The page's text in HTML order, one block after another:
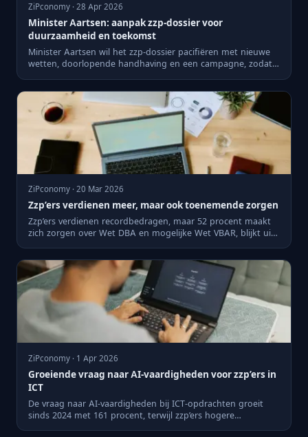
ZiPconomy · 28 Apr 2026
Minister Aartsen: aanpak zzp-dossier voor
duurzaamheid en toekomst
Minister Aartsen wil het zzp-dossier pacifiëren met nieuwe
wetten, doorlopende handhaving en een campagne, zodat
ZiPconomy · 20 Mar 2026
Zzp’ers verdienen meer, maar ook toenemende zorgen
Zzp’ers verdienen recordbedragen, maar 52 procent maakt
zich zorgen over Wet DBA en mogelijke Wet VBAR, blijkt uit
ZiPconomy · 1 Apr 2026
Groeiende vraag naar AI-vaardigheden voor zzp’ers in
ICT
De vraag naar AI-vaardigheden bij ICT-opdrachten groeit
sinds 2024 met 161 procent, terwijl zzp’ers hogere